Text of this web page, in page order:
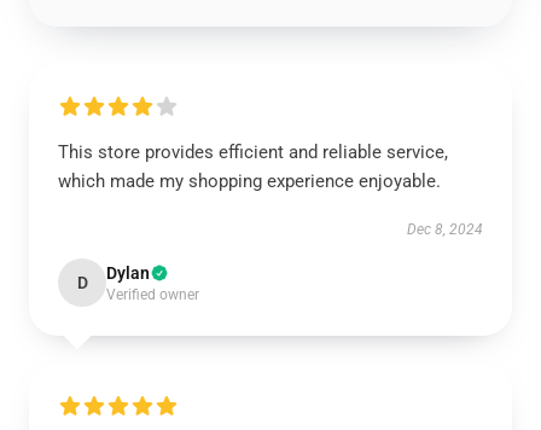
This store provides efficient and reliable service,
which made my shopping experience enjoyable.
Dec 8, 2024
D Dylan
Verified owner